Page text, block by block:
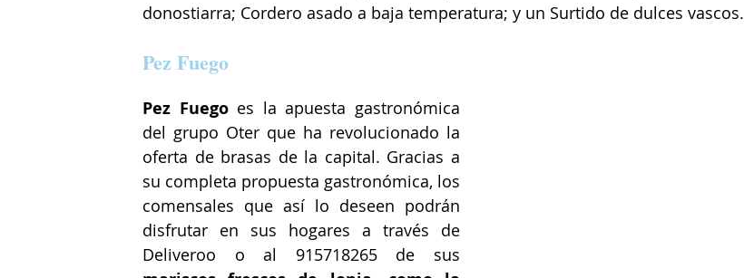
donostiarra; Cordero asado a baja temperatura; y un Surtido de dulces vascos.
Pez Fuego
Pez Fuego es la apuesta gastronómica
del grupo Oter que ha revolucionado la
oferta de brasas de la capital. Gracias a
su completa propuesta gastronómica, los
comensales que así lo deseen podrán
disfrutar en sus hogares a través de